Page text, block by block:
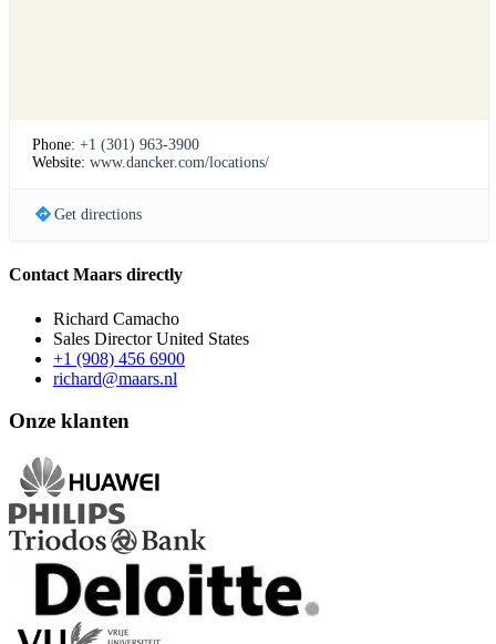
Phone: +1 (301) 963-3900
Website: www.dancker.com/locations/
Get directions
Contact Maars directly
Richard Camacho
Sales Director United States
+1 (908) 456 6900
richard@maars.nl
Onze klanten